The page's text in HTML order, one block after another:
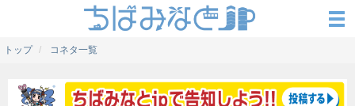
トップ コネタ一覧